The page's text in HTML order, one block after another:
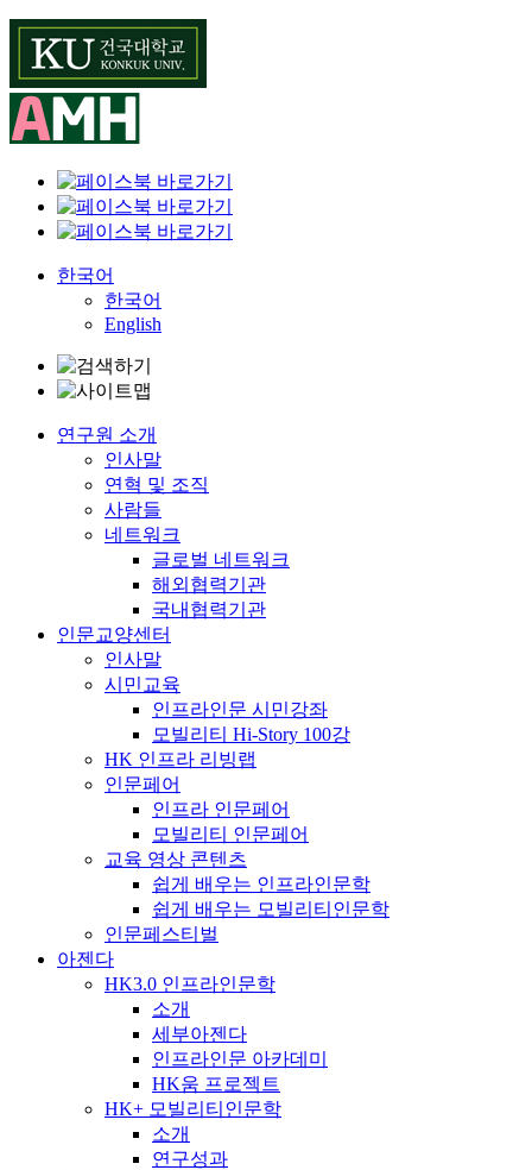
Skip
content
한국어
한국어
English
연구원 소개
인사말
연혁 및 조직
사람들
네트워크
글로벌 네트워크
해외협력기관
국내협력기관
인문교양센터
인사말
시민교육
인프라인문 시민강좌
모빌리티 Hi-Story 100강
HK 인프라 리빙랩
인문페어
인프라 인문페어
모빌리티 인문페어
교육 영상 콘텐츠
쉽게 배우는 인프라인문학
쉽게 배우는 모빌리티인문학
인문페스티벌
아젠다
HK3.0 인프라인문학
소개
세부아젠다
인프라인문 아카데미
HK움 프로젝트
HK+ 모빌리티인문학
소개
연구성과